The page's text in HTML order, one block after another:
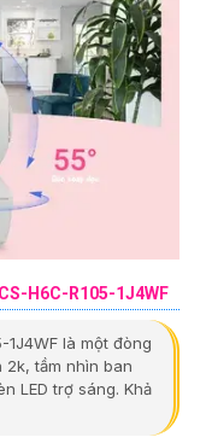
H6C-R105-1J4WF
1J4WF là một đòng
2k, tầm nhìn ban
LED trợ sáng. Khả